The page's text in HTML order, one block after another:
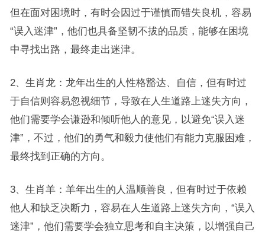
但在面对困境时，有时会因过于谨慎而错失良机，容易
“误入迷津”，他们也具备坚韧不拔的品质，能够在困境
中寻找出路，最终走出迷津。
2、生肖龙：龙年出生的人性格豁达、自信，但有时过
于自信则容易忽视细节，导致在人生道路上迷失方向，
他们需要学会谦逊和倾听他人的意见，以避免“误入迷
津”，不过，他们的勇气和毅力使他们有能力克服困难，
最终找到正确的方向。
3、生肖羊：羊年出生的人温顺善良，但有时过于依赖
他人和缺乏决断力，容易在人生道路上迷失方向，“误入
迷津”，他们需要学会独立思考和自主决策，以增强自己